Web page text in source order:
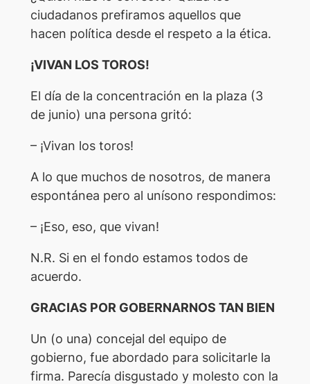
ciudadanos prefiramos aquellos que
hacen política desde el respeto a la ética.
¡VIVAN LOS TOROS!
El día de la concentración en la plaza (3
de junio) una persona gritó:
– ¡Vivan los toros!
A lo que muchos de nosotros, de manera
espontánea pero al unísono respondimos:
– ¡Eso, eso, que vivan!
N.R. Si en el fondo estamos todos de
acuerdo.
GRACIAS POR GOBERNARNOS TAN BIEN
Un (o una) concejal del equipo de
gobierno, fue abordado para solicitarle la
firma. Parecía disgustado y molesto con la